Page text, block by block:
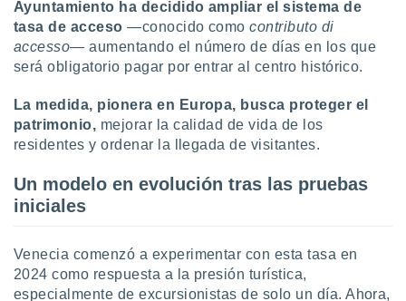
aceptar
de
sitio
de que
sean
el sitio
ni para
o
Ayuntamiento ha decidido ampliar el sistema de
tasa de acceso —conocido comocontributo di
accesso— aumentando el número de días en los que
será obligatorio pagar por entrar al centro histórico.
La medida, pionera en Europa, busca proteger el
patrimonio, mejorar la calidad de vida de los
residentes y ordenar la llegada de visitantes.
Un modelo en evolución tras las pruebas
iniciales
Venecia comenzó a experimentar con esta tasa en
2024 como respuesta a la presión turística,
especialmente de excursionistas de solo un día. Ahora,